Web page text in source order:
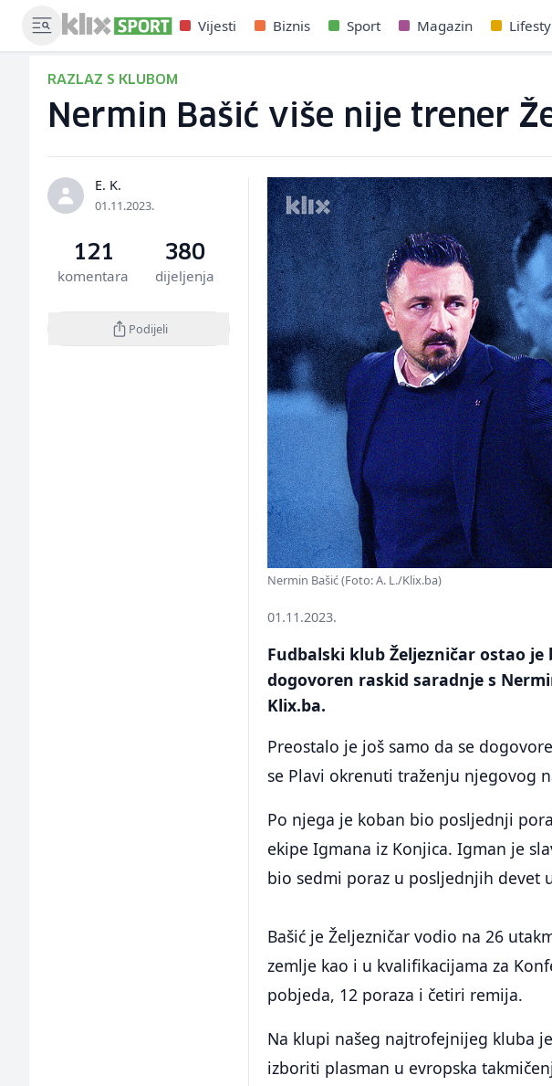
Vijesti Biznis Sport Magazin
RAZLAZ S KLUBOM
Nermin Bašić više nije trener
E. K.
01.11.2023.
121
komentara
380
dijeljenja
Podijeli
Nermin Bašić (Foto: A. L./Klix.ba)
01.11.2023.
Fudbalski klub Željezničar ostao
dogovoren raskid saradnje s
Klix.ba.
Preostalo je još samo da se
se Plavi okrenuti traženju njegovog
Po njega je koban bio posljednji
ekipe Igmana iz Konjica. Igman je
bio sedmi poraz u posljednjih devet
Bašić je Željezničar vodio na 26
zemlje kao i u kvalifikacijama za
pobjeda, 12 poraza i četiri remija.
Na klupi našeg najtrofejnijeg kluba
izboriti plasman u evropska